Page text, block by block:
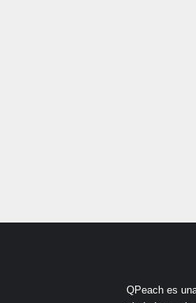
QPeach es